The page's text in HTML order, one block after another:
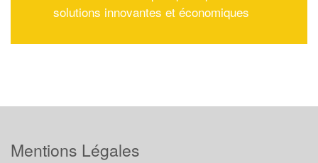
solutions innovantes et économiques
Mentions Légales